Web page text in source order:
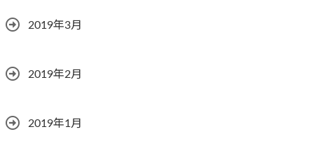
2019年3月
2019年2月
2019年1月